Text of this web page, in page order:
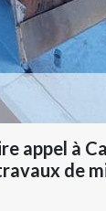
appel à
de